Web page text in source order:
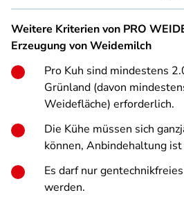
Weitere Kriterien von PRO
Erzeugung von Weidemilch
Pro Kuh sind mindestens
Grünland (davon
Weidefläche) erforderlich.
Die Kühe müssen sich
können, Anbindehaltung
Es darf nur
werden.